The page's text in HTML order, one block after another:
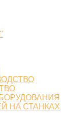
НА СТАНКАХ